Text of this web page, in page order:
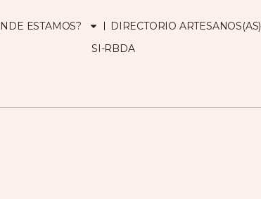
ESTAMOS? DIRECTORIO ARTESANOS(AS)
SI-RBDA